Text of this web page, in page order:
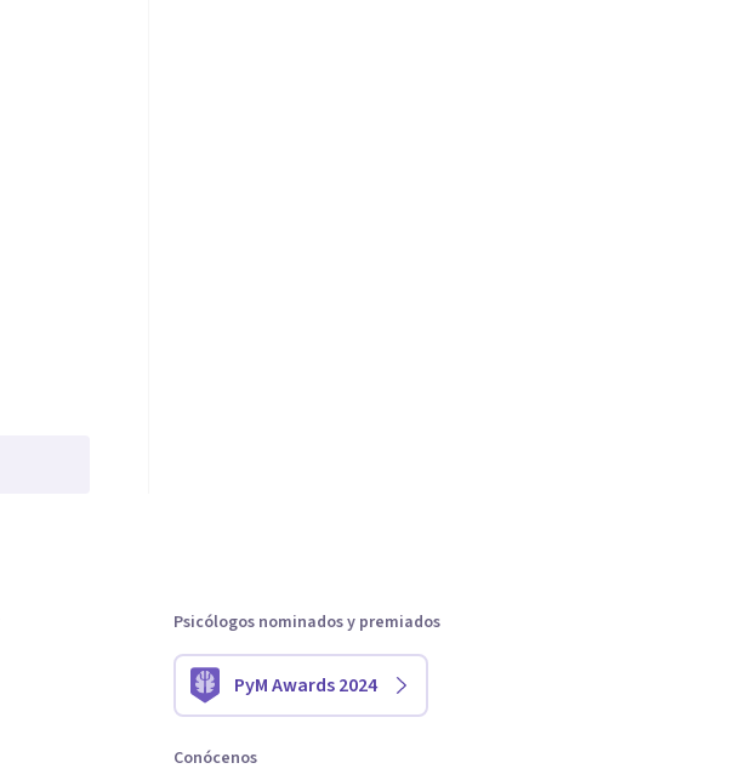
Psicólogos nominados y premiados
PyM Awards 2024
Conócenos